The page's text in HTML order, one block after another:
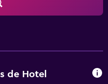
de Hotel